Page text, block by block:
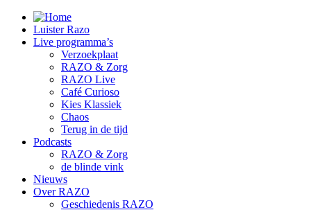
Luister Razo
Live programma’s
Verzoekplaat
RAZO & Zorg
RAZO Live
Café Curioso
Kies Klassiek
Chaos
Terug in de tijd
Podcasts
RAZO & Zorg
de blinde vink
Nieuws
Over RAZO
Geschiedenis RAZO